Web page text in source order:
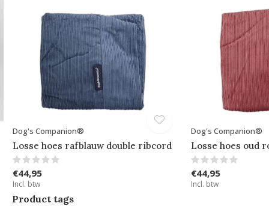
Dog's Companion®
Losse hoes rafblauw double ribcord
€44,95
Incl. btw
Dog's Companion®
Losse hoes oud
€44,95
Incl. btw
Product tags